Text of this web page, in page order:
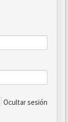
Ocultar sesión